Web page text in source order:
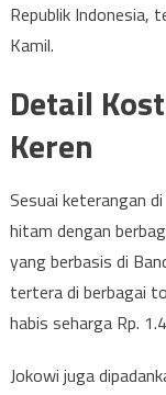
Republik Indonesia,
Kamil.
Detail
Keren
Sesuai keterangan
hitam dengan
yang berbasis di
tertera di berbagai
habis seharga Rp.
Jokowi juga